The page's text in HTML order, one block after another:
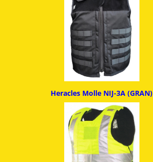
Heracles Molle NIJ-3A (GRAN)